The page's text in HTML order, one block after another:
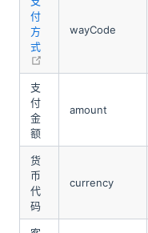
付
方
式
wayCode
支
付
金
额
amount
货
币
代
码
currency